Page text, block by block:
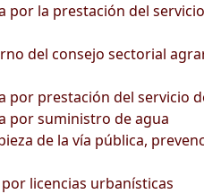
por la prestación del
del consejo sectorial
por prestación del servicio
por suministro de agua
de la vía pública,
licencias urbanísticas